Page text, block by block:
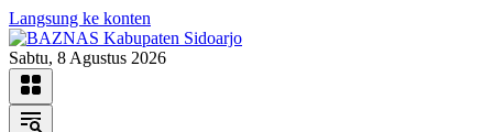
Langsung ke konten
Sabtu, 8 Agustus 2026